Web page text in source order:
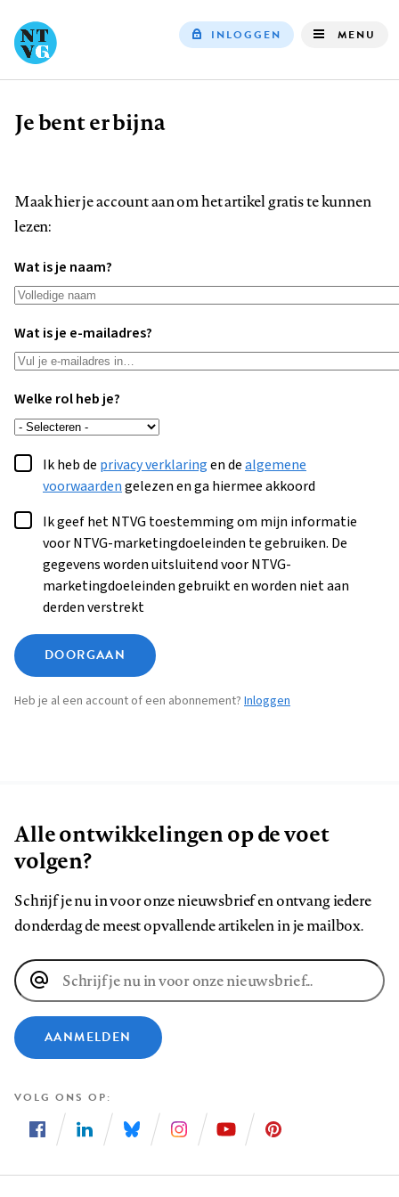
INLOGGEN MENU
Kruimelpad
Je bent er bijna
Maak hier je account aan om het artikel gratis te kunnen
lezen:
Wat is je naam?
Wat is je e-mailadres?
Welke rol heb je?
Ik heb de privacy verklaringen dealgemene
voorwaardengelezen en ga hiermee akkoord
Ik geef het NTVG toestemming om mijn informatie
voor NTVG-marketingdoeleinden te gebruiken. De
gegevens worden uitsluitend voor NTVG-
marketingdoeleinden gebruikt en worden niet aan
derden verstrekt
DOORGAAN
Heb je al een account of een abonnement? Inloggen
Alle ontwikkelingen op de voet
volgen?
Schrijf je nu in voor onze nieuwsbrief en ontvang iedere
donderdag de meest opvallende artikelen in je mailbox.
E-
mailadres
AANMELDEN
VOLG ONS OP
ons
ons
ons
ons
ons
ons